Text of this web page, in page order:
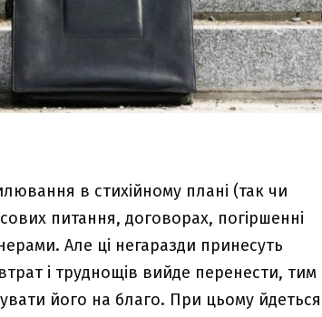
в стихійному плані (так чи
питання, договорах, погіршенні
Але ці негаразди принесуть
і труднощів вийде перенести, тим
його на благо. При цьому йдеться